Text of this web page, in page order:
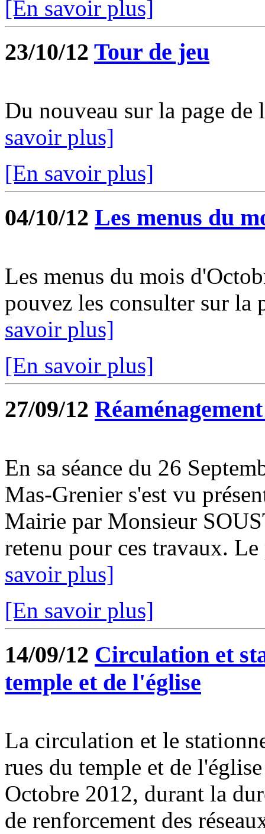
[En savoir plus]
23/10/12 Tour de jeu
Du nouveau sur la page
savoir plus]
[En savoir plus]
04/10/12 Les menus du
Les menus du mois
pouvez les consulter sur la
savoir plus]
[En savoir plus]
27/09/12
En sa séance du 26
Mas-Grenier s'est vu
Mairie par Monsieur
retenu pour ces travaux.
savoir plus]
[En savoir plus]
14/09/12 Circulation et
temple et de l'église
La circulation et le
rues du temple et de
Octobre 2012, durant la
de renforcement des